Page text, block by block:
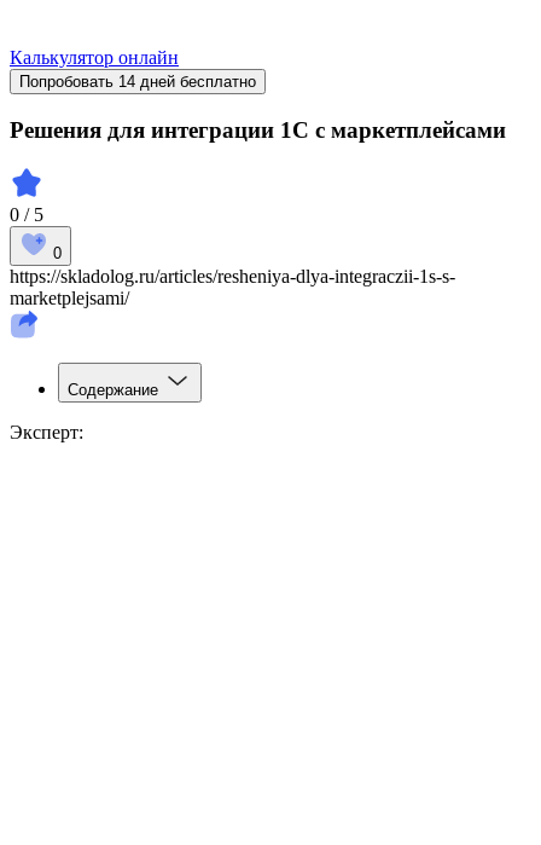
Калькулятор онлайн
Попробовать 14 дней бесплатно
Решения для интеграции 1С с маркетплейсами
0 / 5
0
https://skladolog.ru/articles/resheniya-dlya-integraczii-1s-s-
marketplejsami/
Содержание
Эксперт: